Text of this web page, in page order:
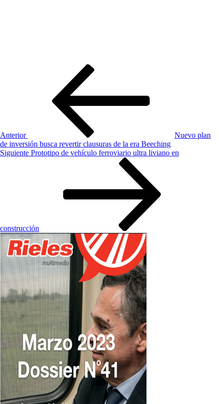
Anterior
Nuevo plan
de inversión busca revertir clausuras de la era Beeching
Siguiente
Siguiente Prototipo de vehículo ferroviario ultra liviano en
construcción